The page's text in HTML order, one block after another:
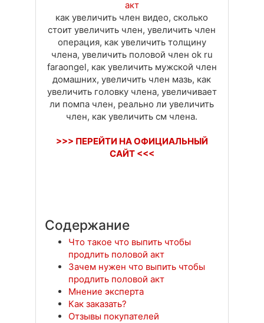
как увеличить член видео, сколько
стоит увеличить член, увеличить член
операция, как увеличить толщину
члена, увеличить половой член ok ru
faraongel, как увеличить мужской член
домашних, увеличить член мазь, как
увеличить головку члена, увеличивает
ли помпа член, реально ли увеличить
член, как увеличить см члена.
>>> ПЕРЕЙТИ НА ОФИЦИАЛЬНЫЙ
САЙТ <<<
Содержание
Что такое что выпить чтобы
продлить половой акт
Зачем нужен что выпить чтобы
продлить половой акт
Мнение эксперта
Как заказать?
Отзывы покупателей